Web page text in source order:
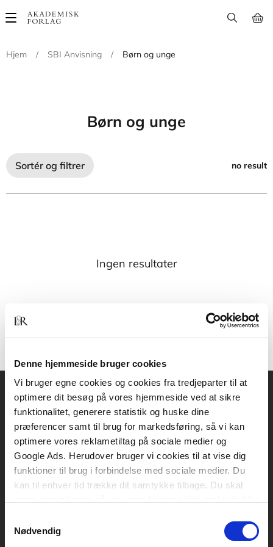
Denne hjemmeside bruger cookies
Vi bruger egne cookies og cookies fra tredjeparter til at
optimere dit besøg på vores hjemmeside ved at sikre
funktionalitet, generere statistik og huske dine
præferencer samt til brug for markedsføring, så vi kan
optimere vores reklametiltag på sociale medier og
Google Ads. Herudover bruger vi cookies til at vise dig
funktioner til brug i forbindelse med sociale medier. Du
kan til enhver tid trække dit samtykke tilbage. Du skal
tilbagetrækker et samtykke.
Nødvendig
Main
Hjem
/ SBI Anvisning / Børn og unge
Børn og unge
Sortér og filtrer no result
Ingen resultater
Akademisk Forlag
Vognmagergade 11
1120 København K
CVR 76351910
Kontakt kundeservice